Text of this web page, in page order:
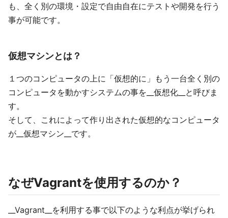
も、全く別の環境・設定で自由自在にテストや開発を行う
事が可能です。
仮想マシンとは？
１つのコンピュータの上に「仮想的に」もう一台全く別の
コンピュータを動かすシステムの事を__仮想化__と呼びま
す。
そして、これによって作り出された仮想的なコンピュータ
が__仮想マシン__です。
なぜVagrantを使用するのか？
__Vagrant__を利用する事で以下のような利点が挙げられ